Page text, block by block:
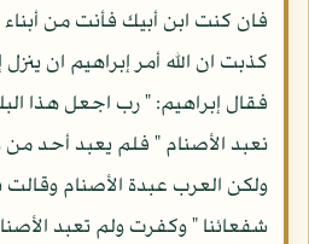
فان كنت ابن أبيك فأنت من أبناء
كذبت ان الله أمر إبراهيم ان
فقال إبراهيم: " رب اجعل هذا
نعبد الأصنام " فلم يعبد أحد
ولكن العرب عبدة الأصنام وقالت
شفعائنا " وكفرت ولم تعبد